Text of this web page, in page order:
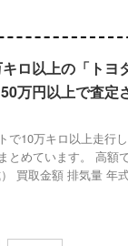
キロ以上の「トヨ
万円以上で査定
で10万キロ以上走行
とめています。 高額
買取金額 排気量 年